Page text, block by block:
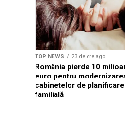
TOP NEWS 23 de ore ago
România pierde 10
euro pentru
cabinetelor de planificare
familială